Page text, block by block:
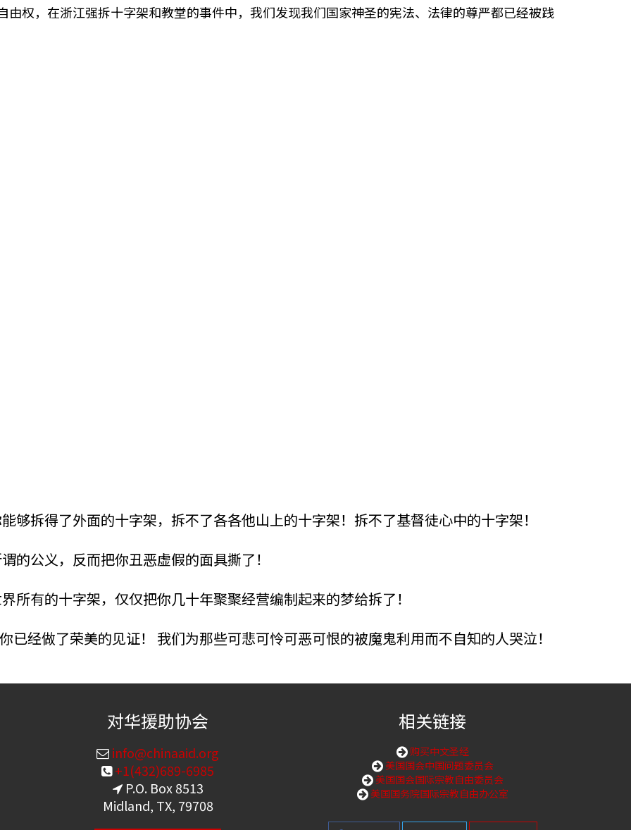
权，在浙江强拆十字架和教堂的事件中，我们发现我们国家神圣的宪法、法律的尊严都已经被践
够拆得了外面的十字架，拆不了各各他山上的十字架！拆不了基督徒心中的十字架！
的公义，反而把你丑恶虚假的面具撕了！
所有的十字架，仅仅把你几十年聚聚经营编制起来的梦给拆了！
已经做了荣美的见证！ 我们为那些可悲可怜可恶可恨的被魔鬼利用而不自知的人哭泣！
对华援助协会
info@chinaaid.org
+1(432)689-6985
P.O. Box 8513
Midland, TX, 79708
相关链接
购买中文圣经
美国国会中国问题委员会
美国国会国际宗教自由委员会
美国国务院国际宗教自由办公室